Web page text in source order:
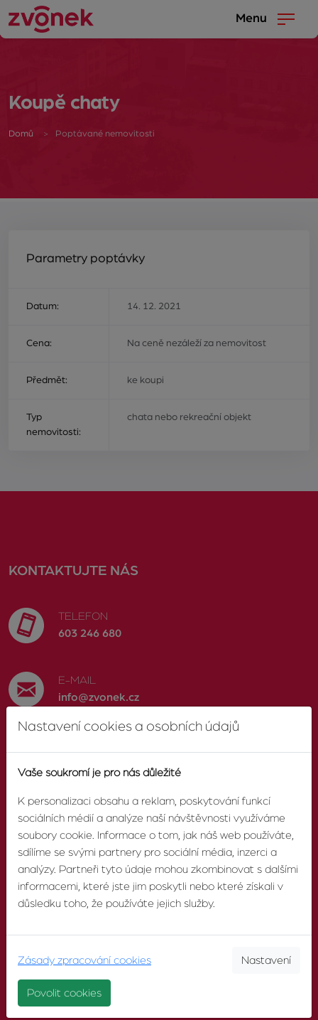
Menu
Koupě chaty
Domů Poptávané nemovitosti
Parametry poptávky
Datum: 14. 12. 2021
Cena: Na ceně nezáleží za nemovitost
Předmět: ke koupi
Typ
nemovitosti:
chata nebo rekreační objekt
KONTAKTUJTE NÁS
TELEFON
603 246 680
E-MAIL
info@zvonek.cz
O AGENTUŘE
O nás
Náš tým
Volná pracovní místa
Nastavení cookies a osobních údajů
Vaše soukromí je pro nás důležité
K personalizaci obsahu a reklam, poskytování funkcí
sociálních médií a analýze naší návštěvnosti využíváme
soubory cookie. Informace o tom, jak náš web používáte,
sdílíme se svými partnery pro sociální média, inzerci a
analýzy. Partneři tyto údaje mohou zkombinovat s dalšími
informacemi, které jste jim poskytli nebo které získali v
důsledku toho, že používáte jejich služby.
Zásady zpracování cookies Nastavení
Povolit cookies